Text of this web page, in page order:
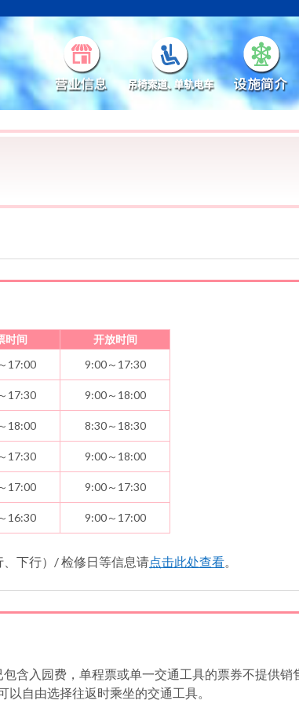
时间
开放时间
17:00 9:00～17:30
17:30 9:00～18:00
18:00 8:30～18:30
17:30 9:00～18:00
17:00 9:00～17:30
16:30 9:00～17:00
下行）/ 检修日等信息请点击此处查看。
含入园费，单程票或单一交通工具的票券不提供销
自由选择往返时乘坐的交通工具。